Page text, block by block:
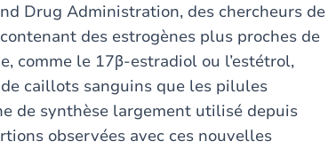
Drug Administration, des chercheurs de
des estrogènes plus proches de
comme le 17β-estradiol ou l’estétrol,
caillots sanguins que les pilules
de synthèse largement utilisé depuis
observées avec ces nouvelles